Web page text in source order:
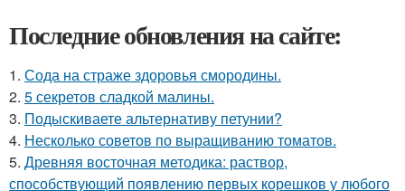
Последние обновления на сайте:
1. Сода на страже здоровья смородины.
2. 5 секретов сладкой малины.
3. Подыскиваете альтернативу петунии?
4. Несколько советов по выращиванию томатов.
5. Древняя восточная методика: раствор,
способствующий появлению первых корешков у любого